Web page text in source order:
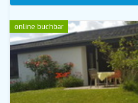
online buchbar